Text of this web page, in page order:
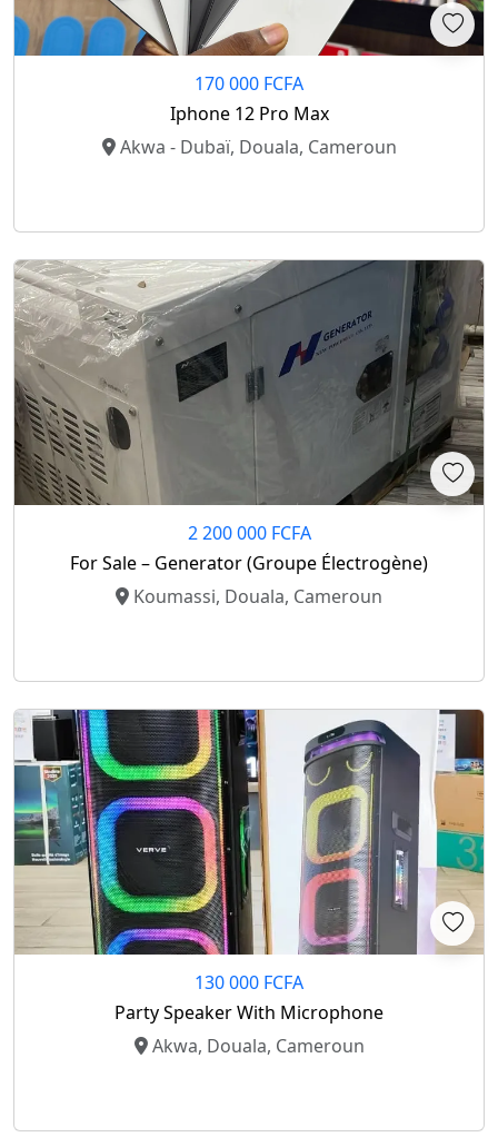
170 000 FCFA
Iphone 12 Pro Max
Akwa - Dubaï, Douala, Cameroun
2 200 000 FCFA
For Sale – Generator (Groupe Électrogène)
Koumassi, Douala, Cameroun
130 000 FCFA
Party Speaker With Microphone
Akwa, Douala, Cameroun